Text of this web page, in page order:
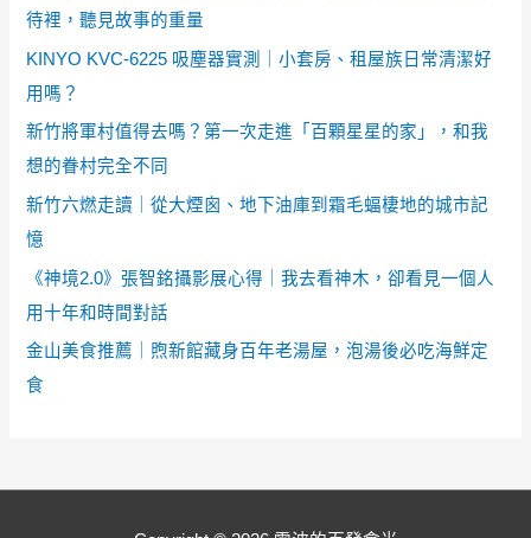
待裡，聽見故事的重量
KINYO KVC-6225 吸塵器實測｜小套房、租屋族日常清潔好
用嗎？
新竹將軍村值得去嗎？第一次走進「百顆星星的家」，和我
想的眷村完全不同
新竹六燃走讀｜從大煙囪、地下油庫到霜毛蝠棲地的城市記
憶
《神境2.0》張智銘攝影展心得｜我去看神木，卻看見一個人
用十年和時間對話
金山美食推薦｜煦新館藏身百年老湯屋，泡湯後必吃海鮮定
食